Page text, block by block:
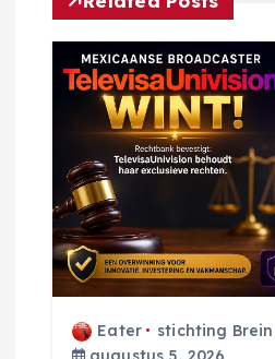
n
g
Eater
stichting